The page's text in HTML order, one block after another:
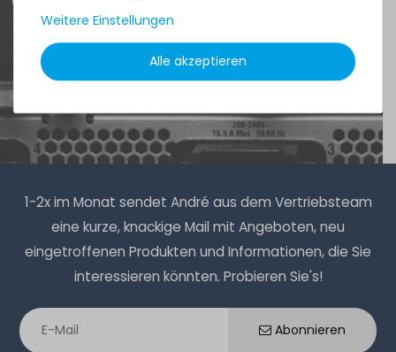
1-2x im Monat sendet André aus dem Vertriebsteam
eine kurze, knackige Mail mit Angeboten, neu
eingetroffenen Produkten und Informationen, die Sie
interessieren könnten. Probieren Sie's!
Abonnieren
Weitere Einstellungen
Alle akzeptieren